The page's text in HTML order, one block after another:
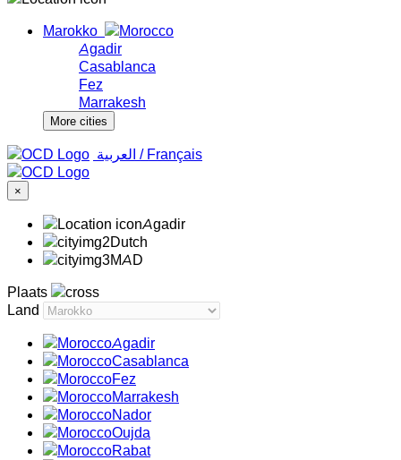
Marokko
Agadir
Casablanca
Fez
Marrakesh
More cities
‏العربية ‏ / Français
×
Agadir
Dutch
MAD
Plaats
Land
Agadir
Casablanca
Fez
Marrakesh
Nador
Oujda
Rabat